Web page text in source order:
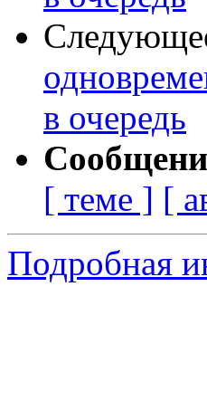
в очередь
[ теме ] [
Подробная